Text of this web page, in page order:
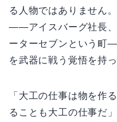
る人物ではありません
——アイスバーグ社長、
ーターセブンという町
を武器に戦う覚悟を持
「大工の仕事は物を作
ることも大工の仕事だ